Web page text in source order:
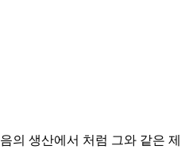
의 생산에서 처럼 그와 같은